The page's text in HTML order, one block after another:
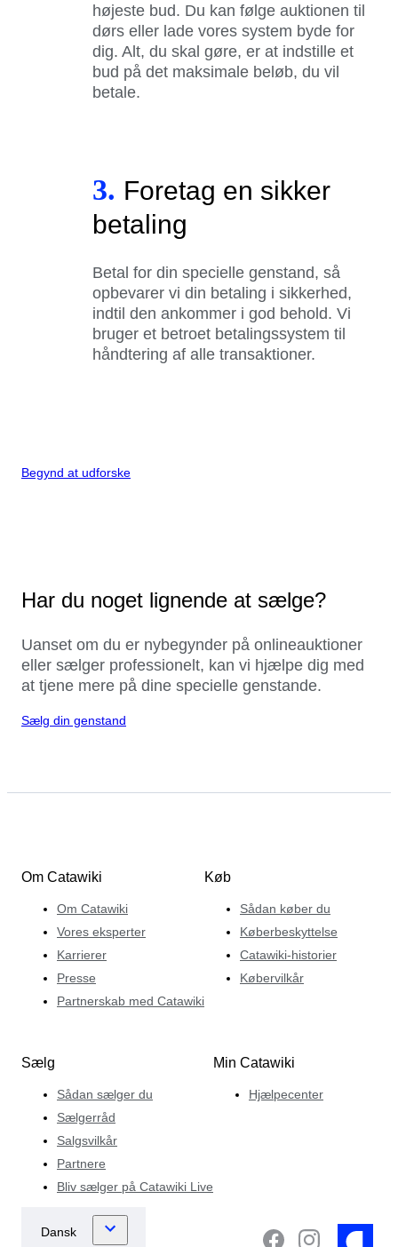
højeste bud. Du kan følge auktionen til
dørs eller lade vores system byde for
dig. Alt, du skal gøre, er at indstille et
bud på det maksimale beløb, du vil
betale.
3. Foretag en sikker
betaling
Betal for din specielle genstand, så
opbevarer vi din betaling i sikkerhed,
indtil den ankommer i god behold. Vi
bruger et betroet betalingssystem til
håndtering af alle transaktioner.
Begynd at udforske
Har du noget lignende at sælge?
Uanset om du er nybegynder på onlineauktioner
eller sælger professionelt, kan vi hjælpe dig med
at tjene mere på dine specielle genstande.
Sælg din genstand
Om Catawiki
Om Catawiki
Vores eksperter
Karrierer
Presse
Partnerskab med Catawiki
Køb
Sådan køber du
Køberbeskyttelse
Catawiki-historier
Købervilkår
Sælg
Sådan sælger du
Sælgerråd
Salgsvilkår
Partnere
Bliv sælger på Catawiki Live
Min Catawiki
Hjælpecenter